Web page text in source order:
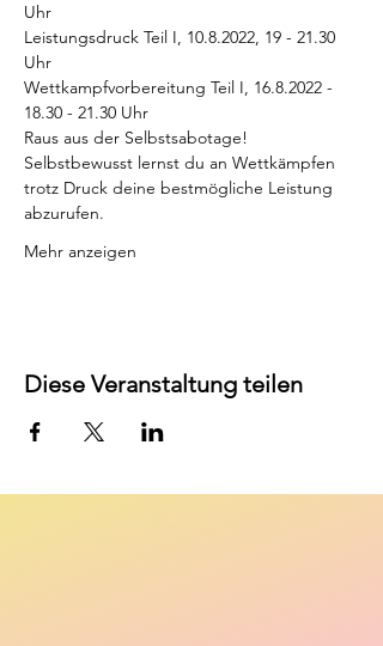
Uhr
Leistungsdruck Teil I, 10.8.2022, 19 - 21.30
Uhr
Wettkampfvorbereitung Teil I, 16.8.2022 -
18.30 - 21.30 Uhr
Raus aus der Selbstsabotage!
Selbstbewusst lernst du an Wettkämpfen
trotz Druck deine bestmögliche Leistung
abzurufen.
Mehr anzeigen
Diese Veranstaltung teilen